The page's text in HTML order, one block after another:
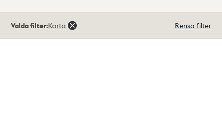
träffar
Valda filter:Karta Rensa filter